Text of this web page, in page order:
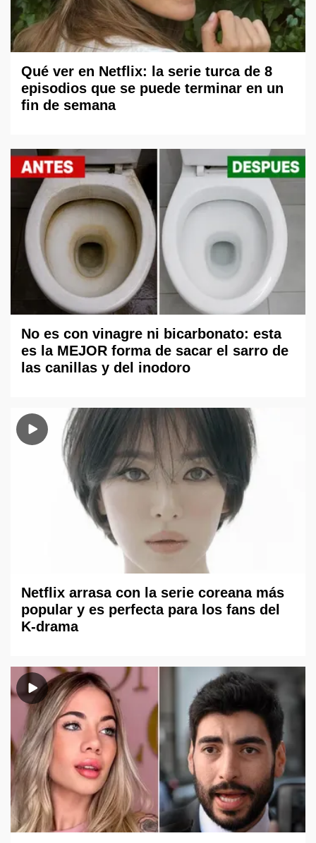
Qué ver en Netflix: la serie turca de 8
episodios que se puede terminar en un
fin de semana
No es con vinagre ni bicarbonato: esta
es la MEJOR forma de sacar el sarro de
las canillas y del inodoro
Netflix arrasa con la serie coreana más
popular y es perfecta para los fans del
K-drama